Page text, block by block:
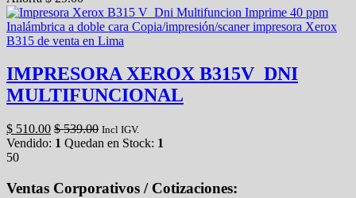
IMPRESORA XEROX B315V_DNI
MULTIFUNCIONAL
$ 510.00 $539.00 Incl IGV.
Vendido: 1 Quedan en Stock: 1
50
Ventas Corporativos / Cotizaciones: